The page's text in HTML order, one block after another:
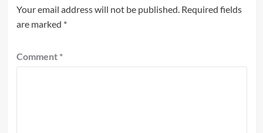
Your email address will not be published. Required fields
are marked *
Comment *